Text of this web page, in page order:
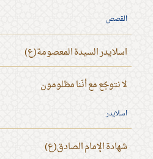
القصص
اسلايدر السيدة المعصومة(ع)
لا نتوجّع مع أنّنا مظلومون
اسلايدر
شهادة الإمام الصادق(ع)